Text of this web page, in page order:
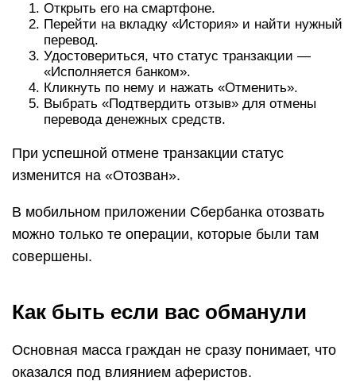
Открыть его на смартфоне.
Перейти на вкладку «История» и найти нужный
перевод.
Удостовериться, что статус транзакции —
«Исполняется банком».
Кликнуть по нему и нажать «Отменить».
Выбрать «Подтвердить отзыв» для отмены
перевода денежных средств.
При успешной отмене транзакции статус
изменится на «Отозван».
В мобильном приложении Сбербанка отозвать
можно только те операции, которые были там
совершены.
Как быть если вас обманули
Основная масса граждан не сразу понимает, что
оказался под влиянием аферистов.